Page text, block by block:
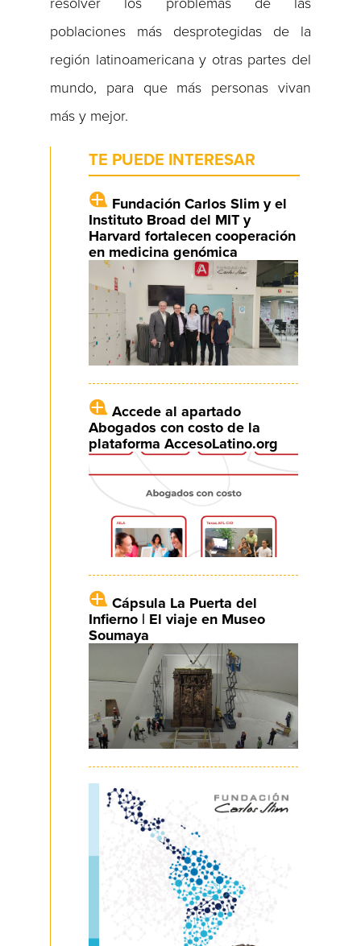
poblaciones más desprotegidas de la
región latinoamericana y otras partes del
mundo, para que más personas vivan
más y mejor.
TE PUEDE INTERESAR
Fundación Carlos Slim y el
Instituto Broad del MIT y
Harvard fortalecen cooperación
en medicina genómica
Accede al apartado
Abogados con costo de la
plataforma AccesoLatino.org
Cápsula La Puerta del
Infierno | El viaje en Museo
Soumaya